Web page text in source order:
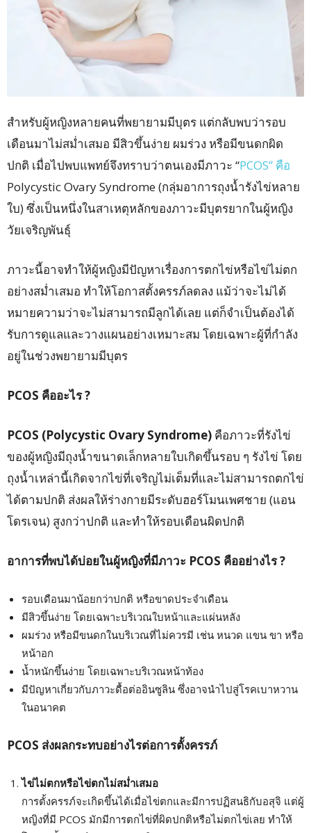
สำหรับผู้หญิงหลายคนที่พยายามมีบุตร แต่กลับพบว่ารอบ
เดือนมาไม่สม่ำเสมอ มีสิวขึ้นง่าย ผมร่วง หรือมีขนดกผิด
ปกติ เมื่อไปพบแพทย์จึงทราบว่าตนเองมีภาวะ “PCOS” คือ
Polycystic Ovary Syndrome (กลุ่มอาการถุงน้ำรังไข่หลาย
ใบ) ซึ่งเป็นหนึ่งในสาเหตุหลักของภาวะมีบุตรยากในผู้หญิง
วัยเจริญพันธุ์
ภาวะนี้อาจทำให้ผู้หญิงมีปัญหาเรื่องการตกไข่หรือไข่ไม่ตก
อย่างสม่ำเสมอ ทำให้โอกาสตั้งครรภ์ลดลง แม้ว่าจะไม่ได้
หมายความว่าจะไม่สามารถมีลูกได้เลย แต่ก็จำเป็นต้องได้
รับการดูแลและวางแผนอย่างเหมาะสม โดยเฉพาะผู้ที่กำลัง
อยู่ในช่วงพยายามมีบุตร
PCOS คืออะไร ?
PCOS (Polycystic Ovary Syndrome) คือภาวะที่รังไข่
ของผู้หญิงมีถุงน้ำขนาดเล็กหลายใบเกิดขึ้นรอบ ๆ รังไข่ โดย
ถุงน้ำเหล่านี้เกิดจากไข่ที่เจริญไม่เต็มที่และไม่สามารถตกไข่
ได้ตามปกติ ส่งผลให้ร่างกายมีระดับฮอร์โมนเพศชาย (แอน
โดรเจน) สูงกว่าปกติ และทำให้รอบเดือนผิดปกติ
อาการที่พบได้บ่อยในผู้หญิงที่มีภาวะ PCOS คืออย่างไร ?
รอบเดือนมาน้อยกว่าปกติ หรือขาดประจำเดือน
มีสิวขึ้นง่าย โดยเฉพาะบริเวณใบหน้าและแผ่นหลัง
ผมร่วง หรือมีขนดกในบริเวณที่ไม่ควรมี เช่น หนวด แขน ขา หรือ
หน้าอก
น้ำหนักขึ้นง่าย โดยเฉพาะบริเวณหน้าท้อง
มีปัญหาเกี่ยวกับภาวะดื้อต่ออินซูลิน ซึ่งอาจนำไปสู่โรคเบาหวาน
ในอนาคต
PCOS ส่งผลกระทบอย่างไรต่อการตั้งครรภ์
ไข่ไม่ตกหรือไข่ตกไม่สม่ำเสมอ
การตั้งครรภ์จะเกิดขึ้นได้เมื่อไข่ตกและมีการปฏิสนธิกับอสุจิ แต่ผู้
หญิงที่มี PCOS มักมีการตกไข่ที่ผิดปกติหรือไม่ตกไข่เลย ทำให้